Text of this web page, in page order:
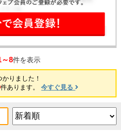
～8件を表示
かりました！
件あります。今すぐ見る